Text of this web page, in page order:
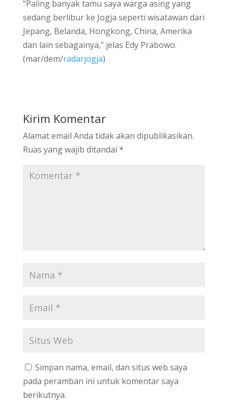
“Paling banyak tamu saya warga asing yang
sedang berlibur ke Jogja seperti wisatawan dari
Jepang, Belanda, Hongkong, China, Amerika
dan lain sebagainya,” jelas Edy Prabowo.
(mar/dem/radarjogja)
Kirim Komentar
Alamat email Anda tidak akan dipublikasikan.
Ruas yang wajib ditandai *
Simpan nama, email, dan situs web saya
pada peramban ini untuk komentar saya
berikutnya.